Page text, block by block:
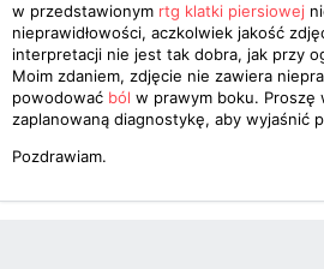
w przedstawionym rtg klatki piersiowej
nieprawidłowości, aczkolwiek jakość
interpretacji nie jest tak dobra, jak przy
Moim zdaniem, zdjęcie nie zawiera
powodować ból w prawym boku. Proszę
zaplanowaną diagnostykę, aby wyjaśnić
Pozdrawiam.